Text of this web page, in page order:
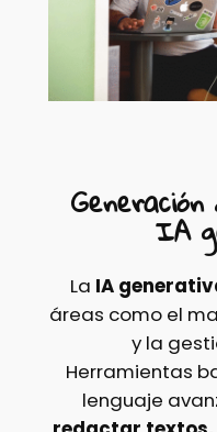
IA
La IA
áreas como el
y la
Herramientas
lenguaje